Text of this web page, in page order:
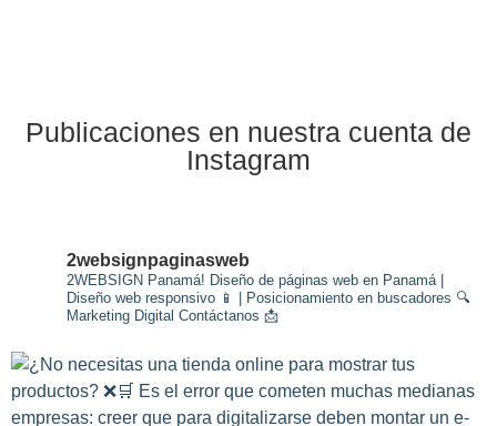
Publicaciones en nuestra cuenta de
Instagram
2websignpaginasweb
2WEBSIGN Panamá! Diseño de páginas web en Panamá |
Diseño web responsivo 📱 | Posicionamiento en buscadores 🔍
Marketing Digital Contáctanos 📩